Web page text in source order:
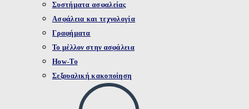
Συστήματα ασφαλείας
Ασφάλεια και τεχνολογία
Γραφήματα
Το μέλλον στην ασφάλεια
How-To
Σεξουαλική κακοποίηση